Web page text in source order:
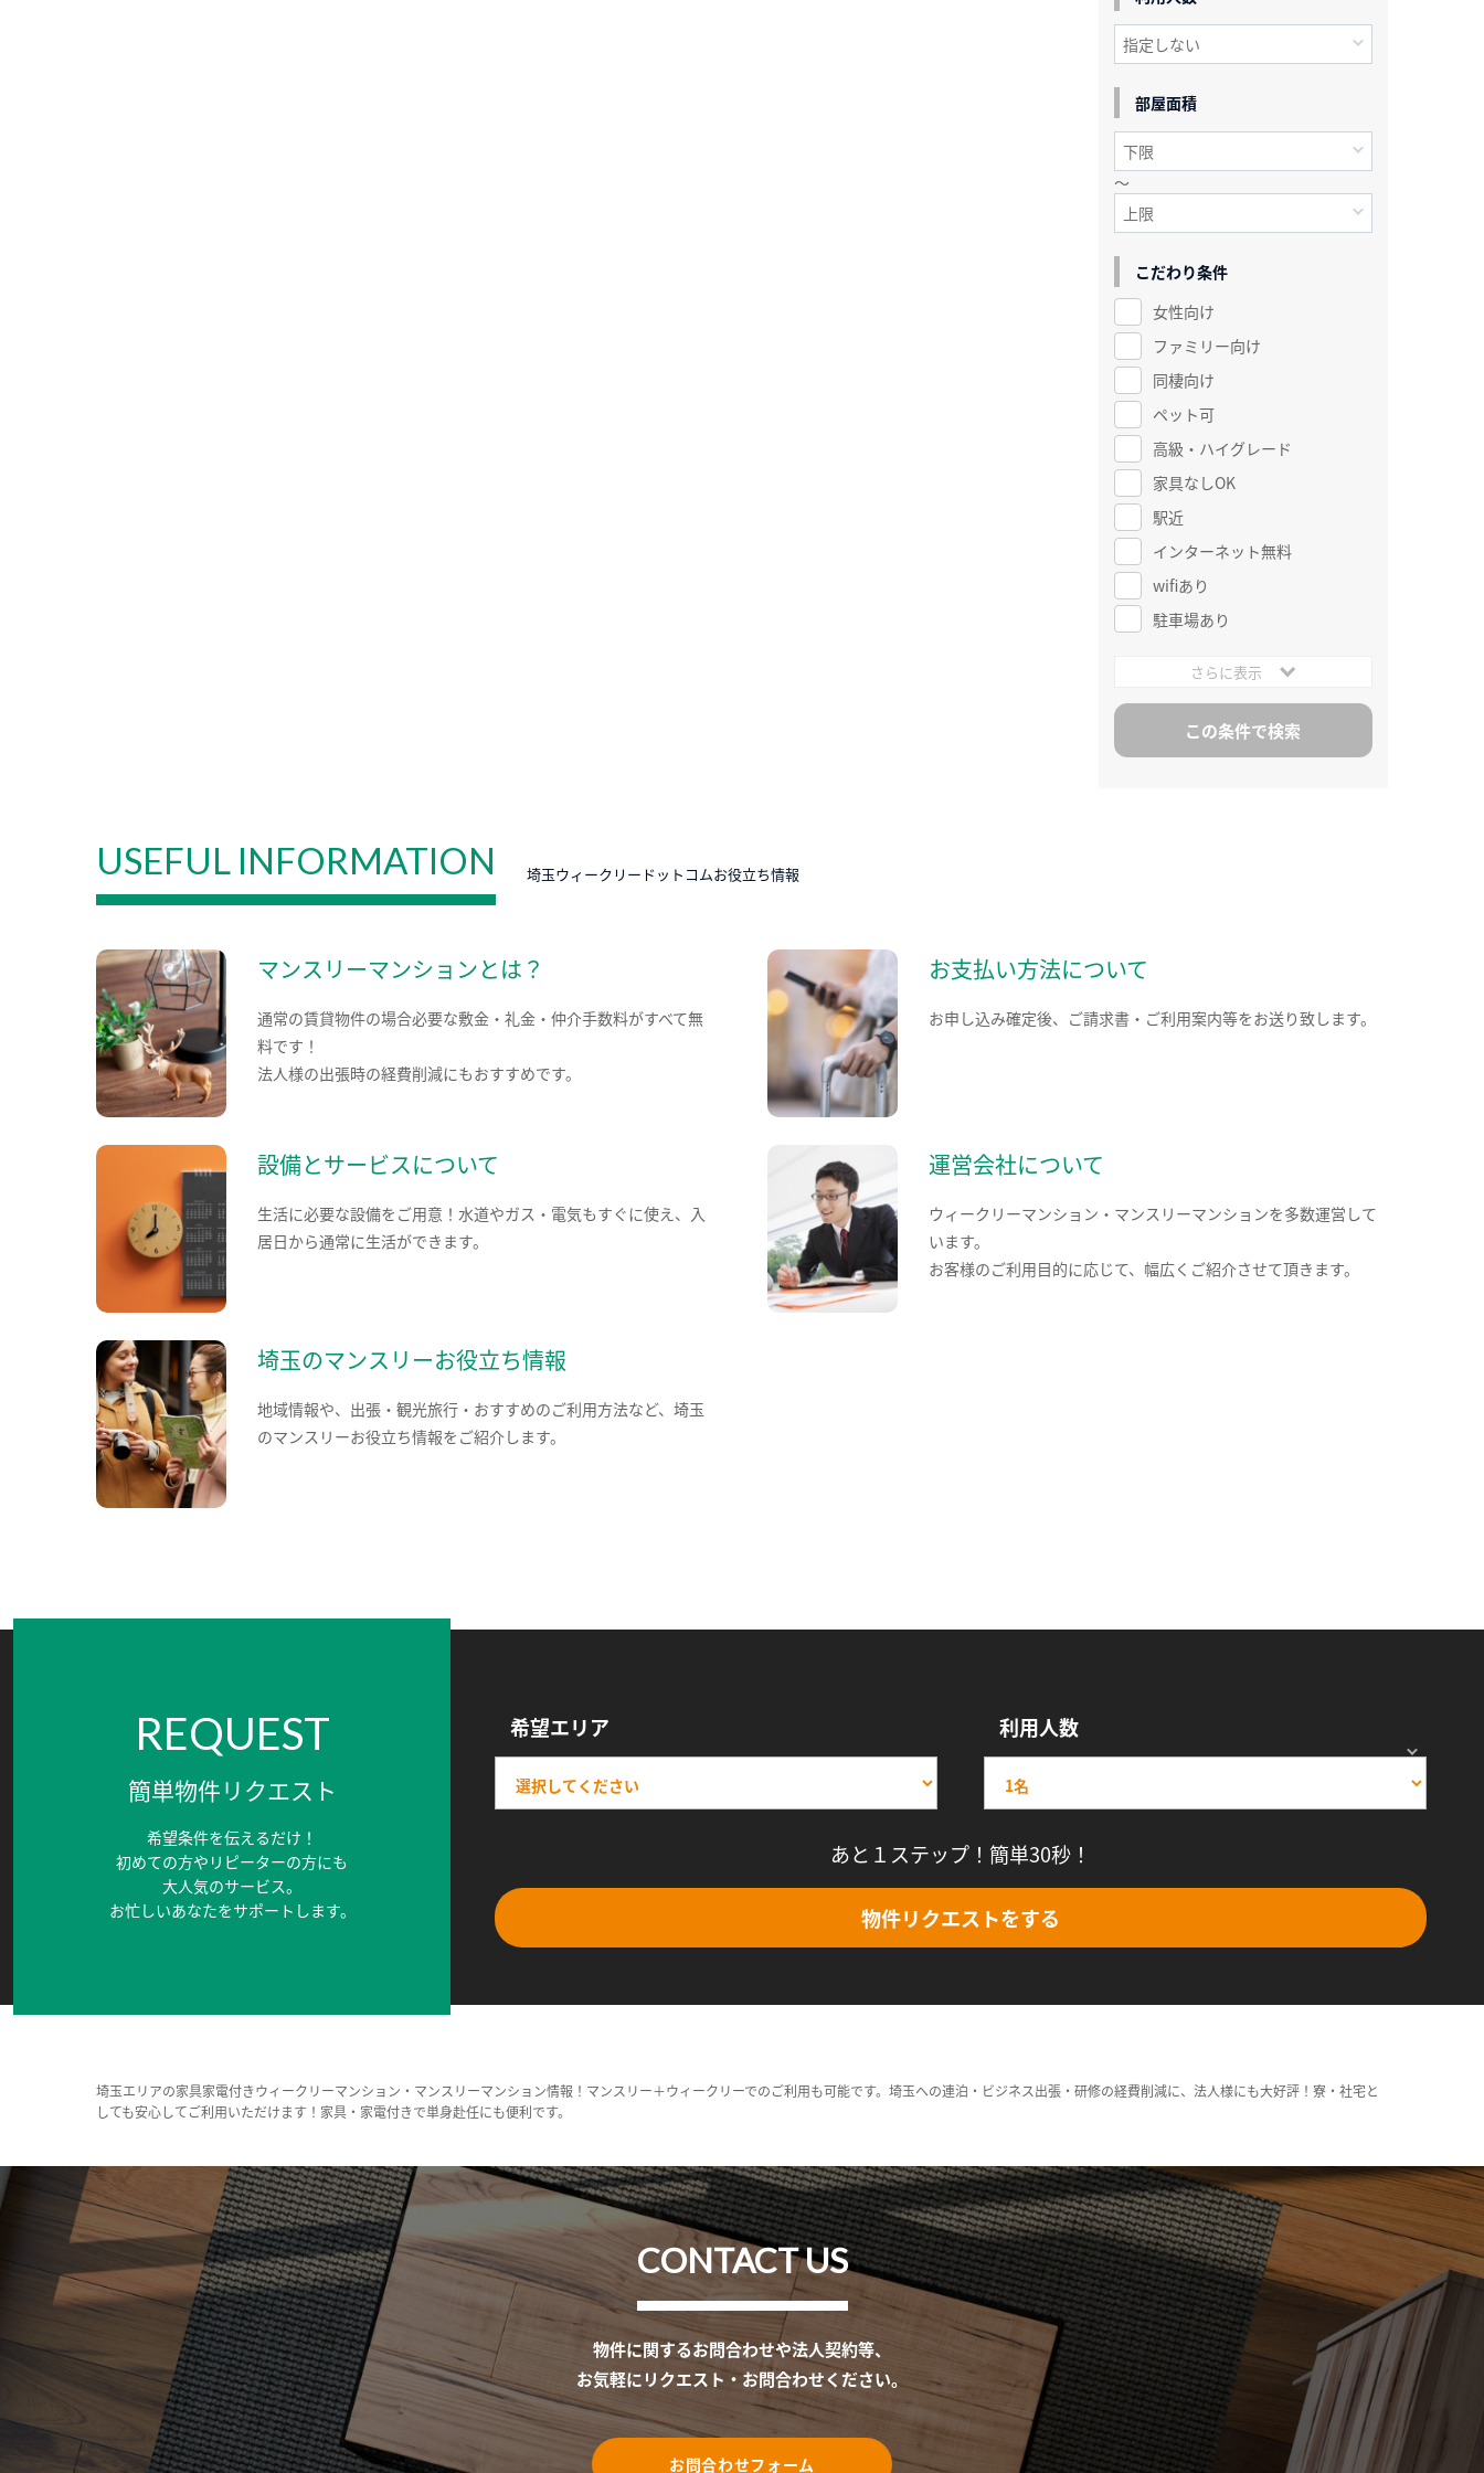
部屋面積
～
こだわり条件
女性向け
ファミリー向け
同棲向け
ペット可
高級・ハイグレード
家具なしOK
駅近
インターネット無料
wifiあり
駐車場あり
さらに表示
USEFUL INFORMATION 埼玉ウィークリードットコムお役立ち情報
マンスリーマンションとは？
通常の賃貸物件の場合必要な敷金・礼金・仲介手数料がすべて無
料です！
法人様の出張時の経費削減にもおすすめです。
お支払い方法について
お申し込み確定後、ご請求書・ご利用案内等をお送り致します。
設備とサービスについて
生活に必要な設備をご用意！水道やガス・電気もすぐに使え、入
居日から通常に生活ができます。
運営会社について
ウィークリーマンション・マンスリーマンションを多数運営して
います。
お客様のご利用目的に応じて、幅広くご紹介させて頂きます。
埼玉のマンスリーお役立ち情報
地域情報や、出張・観光旅行・おすすめのご利用方法など、埼玉
のマンスリーお役立ち情報をご紹介します。
REQUEST
簡単物件リクエスト
希望条件を伝えるだけ！
初めての方やリピーターの方にも
大人気のサービス。
お忙しいあなたをサポートします。
希望エリア 利用人数
あと１ステップ！簡単30秒！
物件リクエストをする
埼玉エリアの家具家電付きウィークリーマンション・マンスリーマンション情報！マンスリー＋ウィークリーでのご利用も可能です。埼玉への連泊・ビジネス出張・研修の経費削減に、法人様にも大好評！寮・社宅と
しても安心してご利用いただけます！家具・家電付きで単身赴任にも便利です。
CONTACT US
物件に関するお問合わせや法人契約等、
お気軽にリクエスト・お問合わせください。
お問合わせフォーム